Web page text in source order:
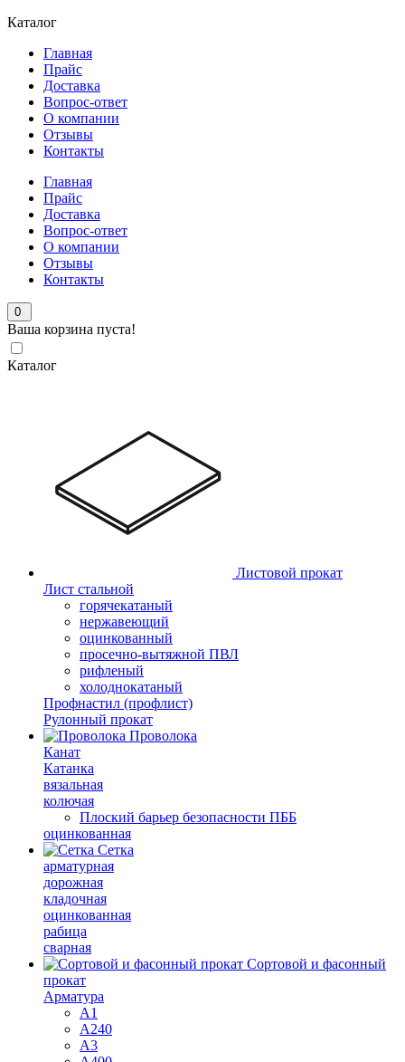
Каталог
Главная
Прайс
Доставка
Вопрос-ответ
О компании
Отзывы
Контакты
Главная
Прайс
Доставка
Вопрос-ответ
О компании
Отзывы
Контакты
0
Ваша корзина пуста!
Каталог
Листовой прокат
Лист стальной
горячекатаный
нержавеющий
оцинкованный
просечно-вытяжной ПВЛ
рифленый
холоднокатаный
Профнастил (профлист)
Рулонный прокат
Проволока
Канат
Катанка
вязальная
колючая
Плоский барьер безопасности ПББ
оцинкованная
Сетка
арматурная
дорожная
кладочная
оцинкованная
рабица
сварная
Сортовой и фасонный
прокат
Арматура
А1
А240
А3